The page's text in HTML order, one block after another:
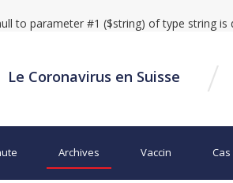
to parameter #1 ($string) of type string is
Le Coronavirus en Suisse /
Archives Vaccin